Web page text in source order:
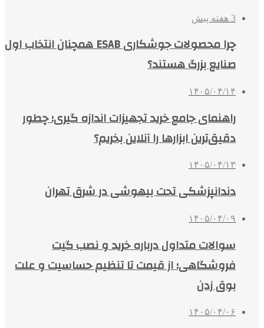
3 هفته پیش
چرا محصولات جوشکاری ESAB همچنان انتخاب اول
صنایع بزرگ هستند؟
۱۴۰۵/۰۴/۱۴
راهنمای جامع خرید تجهیزات اندازه گیری؛ چطور
دقیق‌ترین ابزارها را آنلاین بخریم؟
۱۴۰۵/۰۴/۱۳
دندانپزشکی تحت بیهوشی در شرق تهران
۱۴۰۵/۰۴/۰۹
سوالات متداول درباره خرید و نصب گیت
فروشگاهی؛ از قیمت تا تنظیم حساسیت و علت
بوق زدن
۱۴۰۵/۰۴/۰۶